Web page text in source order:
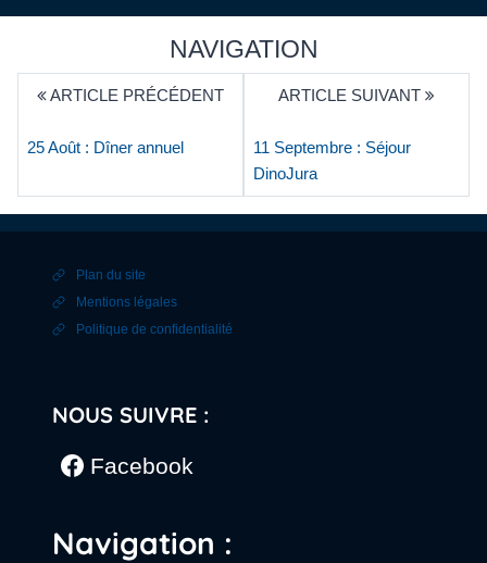
NAVIGATION
ARTICLE PRÉCÉDENT
25 Août : Dîner annuel
ARTICLE SUIVANT
11 Septembre : Séjour
DinoJura
Plan du site
Mentions légales
Politique de confidentialité
NOUS SUIVRE :
Facebook
Navigation :